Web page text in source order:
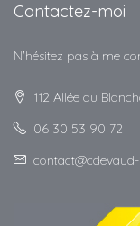
Contactez-moi
N'hésitez pas à me
112 Allée du
06 30 53 90 72